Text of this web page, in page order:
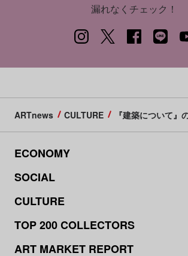
漏れなくチェック！
ARTnews CULTURE 『建築について
ECONOMY
SOCIAL
CULTURE
TOP 200 COLLECTORS
ART MARKET REPORT